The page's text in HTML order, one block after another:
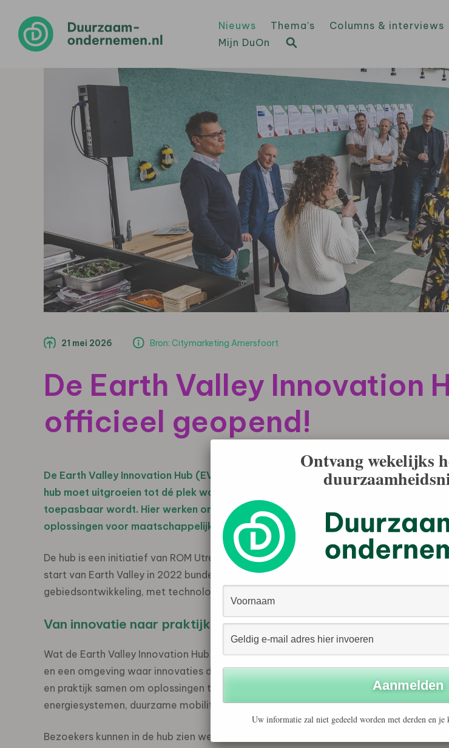
Nieuws Thema’s Columns & interviews
Mijn DuOn
21 mei 2026 Bron: Citymarketing Amersfoort
De Earth Valley Innovation
officieel geopend!
De Earth Valley Innovation Hub (EVIH) in De Nieuwe Stad in Amersfoort is officieel
hub moet uitgroeien tot dé plek waar innovatie in gebiedsontwikkeling zichtbaar,
toepasbaar wordt. Hier werken ondernemers, overheden, kennisinstellingen en
oplossingen voor maatschappelijke uitdagingen rond energie, mobiliteit,
De hub is een initiatief van ROM Utrecht Region, de Gemeente Amersfoort en Schipper
start van Earth Valley in 2022 bundelen verschillende partijen hier hun krachten rond
gebiedsontwikkeling, met technologie en data als belangrijke aanjagers van innovatie.
Van innovatie naar praktijk
Wat de Earth Valley Innovation Hub bijzonder maakt, is de combinatie van een
en een omgeving waar innovaties direct getest kunnen worden. In het district
en praktijk samen om oplossingen te ontwikkelen voor actuele vraagstukken, zoals
energiesystemen, duurzame mobiliteit en gezonde leefomgevingen.
Bezoekers kunnen in de hub zien welke innovaties worden ontwikkeld en toegepast.
Ontvang wekelijks
Uw informatie zal niet gedeeld worden met derden en